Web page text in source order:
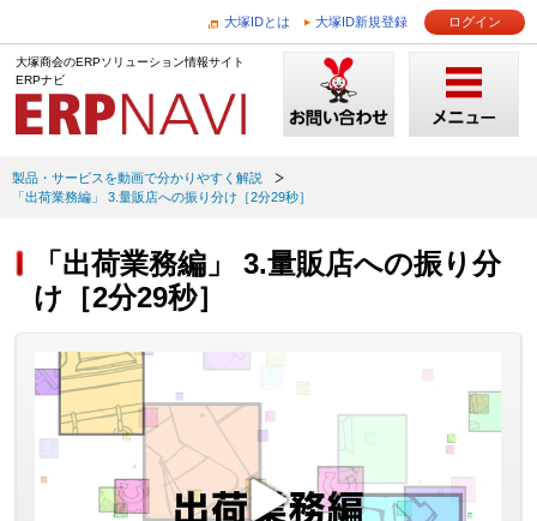
大塚IDとは 大塚ID新規登録 ログイン
大塚商会のERPソリューション情報サイト
ERPナビ
製品・サービスを動画で分かりやすく解説
「出荷業務編」 3.量販店への振り分け［2分29秒］
「出荷業務編」 3.量販店への振り分
け［2分29秒］